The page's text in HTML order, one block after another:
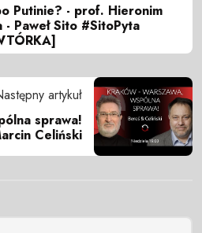
Putinie? - prof. Hieronim
- Paweł Sito #SitoPyta
artykuł
sprawa!
Celiński